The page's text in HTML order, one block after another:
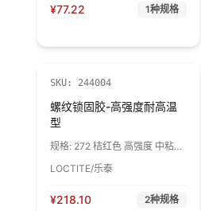
¥77.22 1种规格
SKU: 244004
螺纹锁固胶-高强度耐高温
型
规格: 272 桔红色 高强度 中粘度
LOCTITE/乐泰
¥218.10 2种规格